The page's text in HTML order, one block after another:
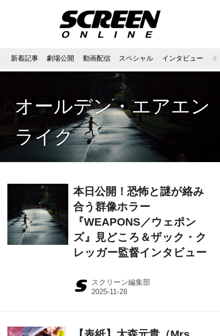
新着記事 劇場公開 動画配信 スペシャル インタビュー
オールデン・エアエン
ライク
本日公開！恐怖と謎が絡み
合う群像ホラー
『WEAPONS／ウェポン
ズ』見どころ＆ザック・ク
レッガー監督インタビュー
スクリーン編集部